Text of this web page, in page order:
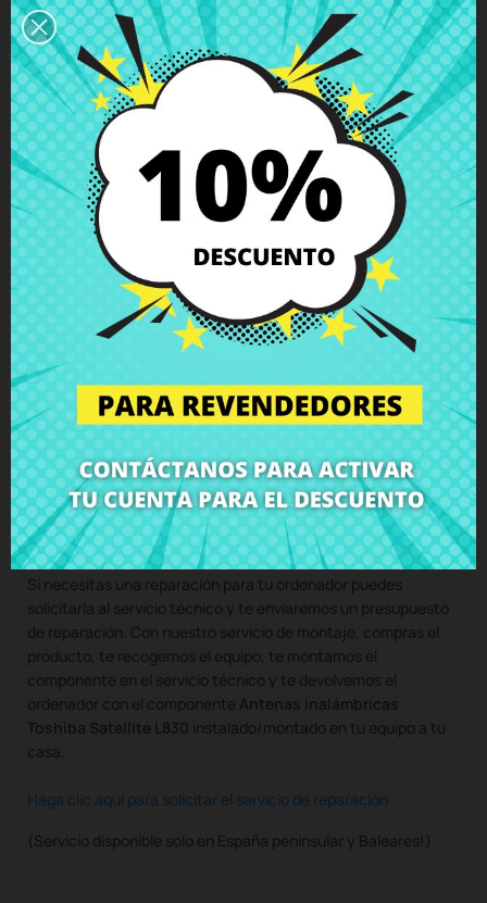
Descripción
Detalles del producto
Grados
Antenas inalámbricas Toshiba
Satellite L830
CompraAntenas inalámbricas Toshiba Satellite L830al
mejor precio en CRParts - PRODUCTO USADO ORIGINAL -
disponible también con nuestro servicio de montaje.
Si necesitas una reparación para tu ordenador puedes
solicitarla al servicio técnico y te enviaremos un presupuesto
de reparación. Con nuestro servicio de montaje, compras el
producto, te recogemos el equipo, te montamos el
componente en el servicio técnico y te devolvemos el
ordenador con el componente Antenas inalámbricas
Toshiba Satellite L830 instalado/montado en tu equipo a tu
casa.
Haga clic aquí para solicitar el servicio de reparación
(Servicio disponible solo en España peninsular y Baleares!)